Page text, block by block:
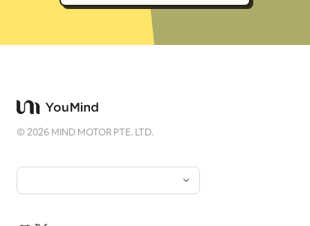
©2026 MIND MOTOR PTE. LTD.